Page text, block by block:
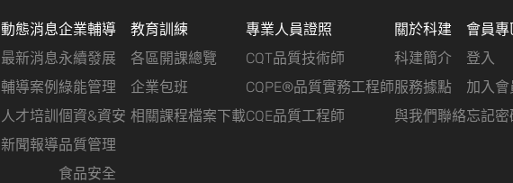
動態消息
最新消息
輔導案例
人才培訓
新聞報導
企業輔導
永續發展
綠能管理
個資&資安
品質管理
食品安全
教育訓練
各區開課總覽
企業包班
相關課程檔案下載
專業人員證照
CQT品質技術師
CQPE®品質實務工程師
CQE品質工程師
關於科建
科建簡介
服務據點
與我們聯絡
會員專
登入
加入會
忘記密